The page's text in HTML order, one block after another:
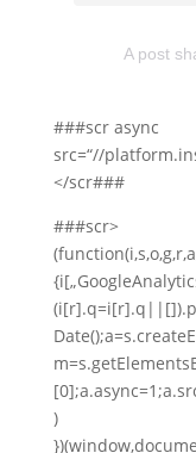
A post
###scr async
src=“//
</scr###
###scr>
)